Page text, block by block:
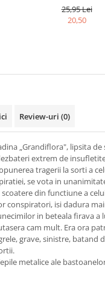
25,95 Lei
20,50
Review-uri (0)
„Grandiflora", lipsita
extrem de
tragerii la sorti a
se vota in
din functiune a
conspiratori, isi dadura
in beteala firava a
cam mult. Era ora
grave, sinistre, batand
metalice ale